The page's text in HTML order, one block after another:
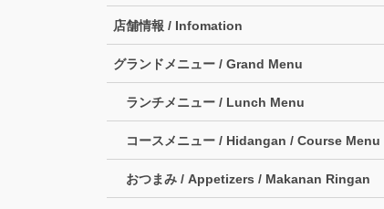
店舗情報 / Infomation
グランドメニュー / Grand Menu
ランチメニュー / Lunch Menu
コースメニュー / Hidangan / Course Menu
おつまみ / Appetizers / Makanan Ringan